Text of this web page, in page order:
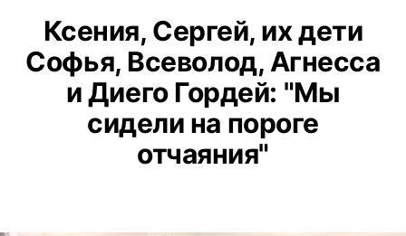
Ксения, Сергей, их дети
Софья, Всеволод, Агнесса
и Диего Гордей: "Мы
сидели на пороге
отчаяния"